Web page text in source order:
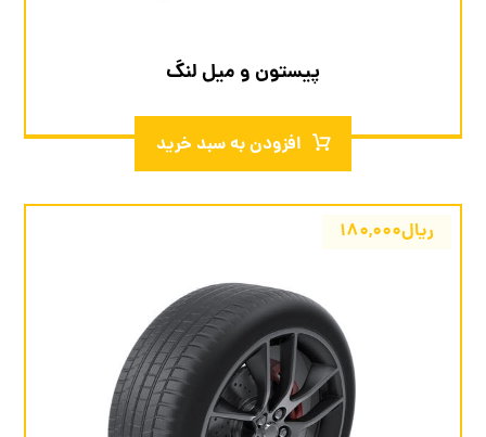
پیستون و میل لنگ
افزودن به سبد خرید
ریال۱۸۰,۰۰۰